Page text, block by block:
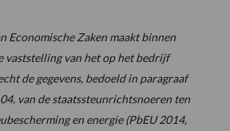
Economische Zaken maakt binnen
vaststelling van het op het bedrijf
de gegevens, bedoeld in paragraaf
van de staatssteunrichtsnoeren ten
en energie (PbEU 2014,